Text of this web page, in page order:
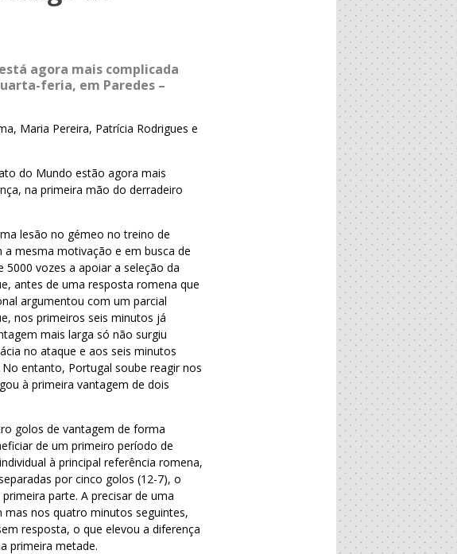
agora mais complicada
feria, em Paredes –
Maria Pereira, Patrícia Rodrigues e
do Mundo estão agora mais
na primeira mão do derradeiro
lesão no gémeo no treino de
mesma motivação e em busca de
vozes a apoiar a seleção da
antes de uma resposta romena que
argumentou com um parcial
nos primeiros seis minutos já
mais larga só não surgiu
no ataque e aos seis minutos
entanto, Portugal soube reagir nos
à primeira vantagem de dois
golos de vantagem de forma
de um primeiro período de
à principal referência romena,
por cinco golos (12-7), o
parte. A precisar de uma
mas nos quatro minutos seguintes,
resposta, o que elevou a diferença
primeira metade.